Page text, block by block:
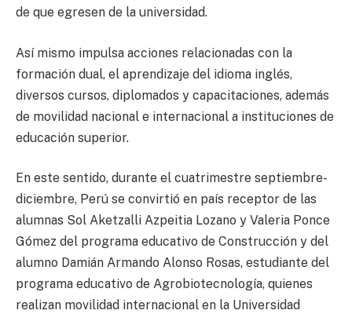
de que egresen de la universidad.
Así mismo impulsa acciones relacionadas con la
formación dual, el aprendizaje del idioma inglés,
diversos cursos, diplomados y capacitaciones, además
de movilidad nacional e internacional a instituciones de
educación superior.
En este sentido, durante el cuatrimestre septiembre-
diciembre, Perú se convirtió en país receptor de las
alumnas Sol Aketzalli Azpeitia Lozano y Valeria Ponce
Gómez del programa educativo de Construcción y del
alumno Damián Armando Alonso Rosas, estudiante del
programa educativo de Agrobiotecnología, quienes
realizan movilidad internacional en la Universidad